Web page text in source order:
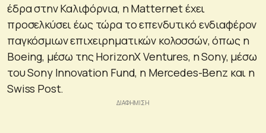
έδρα στην Καλιφόρνια, η Matternet έχει
προσελκύσει έως τώρα το επενδυτικό ενδιαφέρον
παγκόσμιων επιχειρηματικών κολοσσών, όπως η
Boeing, μέσω της HorizonX Ventures, η Sony, μέσω
του Sony Innovation Fund, η Mercedes-Benz και η
Swiss Post.